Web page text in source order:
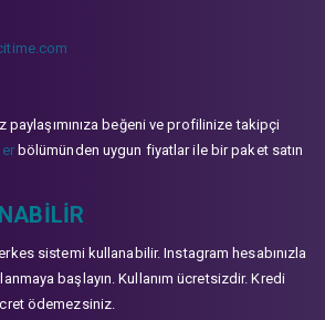
beğeni ve profilinize takipçi
bölümünden uygun fiyatlar ile bir paket satın
sistemi kullanabilir. Instagram hesabınızla
başlayın. Kullanım ücretsizdir. Kredi
ödemezsiniz.